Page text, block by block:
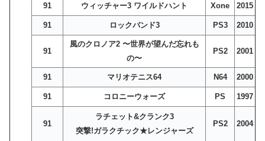
91 ウィッチャー3 ワイルドハント Xone 2015
91 ロックバンド3 PS3 2010
91
風のクロノア2 〜世界が望んだ忘れも
の〜
PS2 2001
91 マリオテニス64 N64 2000
91 コロニーウォーズ PS 1997
91
ラチェット&クランク3
突撃!ガラクチック★レンジャーズ
PS2 2004